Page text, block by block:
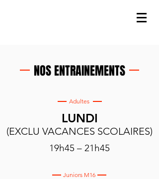
NOS ENTRAINEMENTS
Adultes
LUNDI
(EXCLU VACANCES SCOLAIRES)
19h45 – 21h45
Juniors M16